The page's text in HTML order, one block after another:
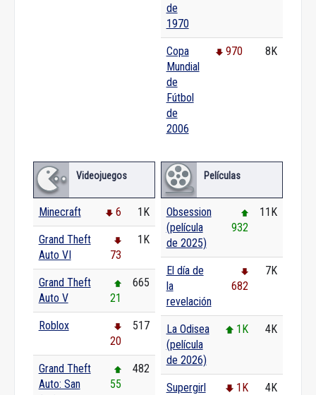
de
1970
Copa
Mundial
de
Fútbol
de
2006
970 8K
Videojuegos
Minecraft 6 1K
Grand Theft
Auto VI
73
1K
Grand Theft
Auto V
21
665
Roblox
20
517
Grand Theft
Auto: San
55
482
Películas
Obsession
(película
de 2025)
932
11K
El día de
la
revelación
682
7K
La Odisea
(película
de 2026)
1K 4K
Supergirl
1K 4K